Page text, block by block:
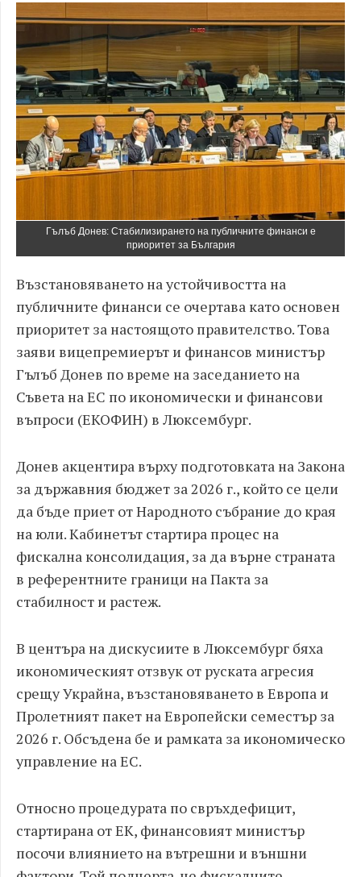
Гълъб Донев: Стабилизирането на публичните финанси е
приоритет за България
Възстановяването на устойчивостта на
публичните финанси се очертава като основен
приоритет за настоящото правителство. Това
заяви вицепремиерът и финансов министър
Гълъб Донев по време на заседанието на
Съвета на ЕС по икономически и финансови
въпроси (ЕКОФИН) в Люксембург.
Донев акцентира върху подготовката на Закона
за държавния бюджет за 2026 г., който се цели
да бъде приет от Народното събрание до края
на юли. Кабинетът стартира процес на
фискална консолидация, за да върне страната
в референтните граници на Пакта за
стабилност и растеж.
В центъра на дискусиите в Люксембург бяха
икономическият отзвук от руската агресия
срещу Украйна, възстановяването в Европа и
Пролетният пакет на Европейски семестър за
2026 г. Обсъдена бе и рамката за икономическо
управление на ЕС.
Относно процедурата по свръхдефицит,
стартирана от ЕК, финансовият министър
посочи влиянието на вътрешни и външни